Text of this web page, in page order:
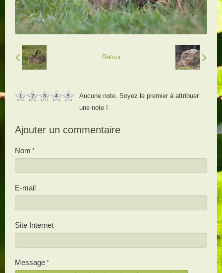
Retour
1 2 3 4 5
Aucune note. Soyez le premier à attribuer
une note !
Ajouter un commentaire
Nom
E-mail
Site Internet
Message